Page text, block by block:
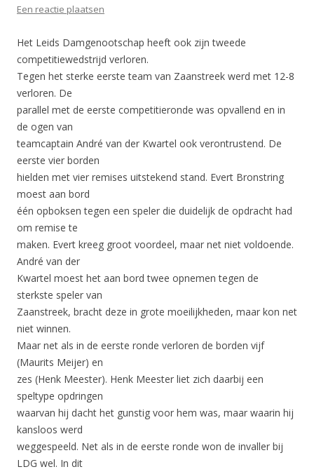
Een reactie plaatsen
Het Leids Damgenootschap heeft ook zijn tweede
competitiewedstrijd verloren.
Tegen het sterke eerste team van Zaanstreek werd met 12-8
verloren. De
parallel met de eerste competitieronde was opvallend en in
de ogen van
teamcaptain André van der Kwartel ook verontrustend. De
eerste vier borden
hielden met vier remises uitstekend stand. Evert Bronstring
moest aan bord
één opboksen tegen een speler die duidelijk de opdracht had
om remise te
maken. Evert kreeg groot voordeel, maar net niet voldoende.
André van der
Kwartel moest het aan bord twee opnemen tegen de
sterkste speler van
Zaanstreek, bracht deze in grote moeilijkheden, maar kon net
niet winnen.
Maar net als in de eerste ronde verloren de borden vijf
(Maurits Meijer) en
zes (Henk Meester). Henk Meester liet zich daarbij een
speltype opdringen
waarvan hij dacht het gunstig voor hem was, maar waarin hij
kansloos werd
weggespeeld. Net als in de eerste ronde won de invaller bij
LDG wel. In dit